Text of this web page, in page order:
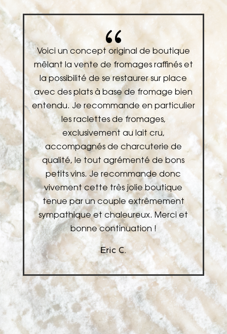
{
Voici un concept original de boutique
mêlant la vente de fromages raffinés et
la possibilité de se restaurer sur place
avec des plats à base de fromage bien
entendu. Je recommande en particulier
les raclettes de fromages,
exclusivement au lait cru,
accompagnés de charcuterie de
qualité, le tout agrémenté de bons
petits vins. Je recommande donc
vivement cette très jolie boutique
tenue par un couple extrêmement
sympathique et chaleureux. Merci et
bonne continuation !
Eric C.
!